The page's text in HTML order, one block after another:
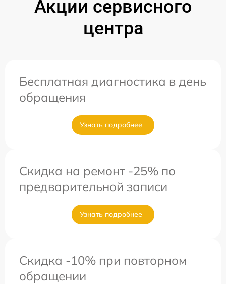
Акции сервисного
центра
Бесплатная диагностика в день
обращения
Узнать подробнее
Скидка на ремонт -25% по
предварительной записи
Узнать подробнее
Скидка -10% при повторном
обращении